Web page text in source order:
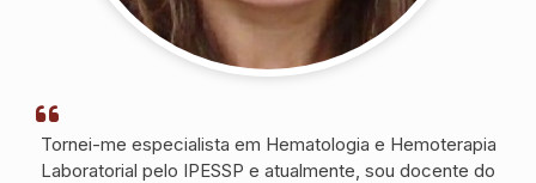
Tornei-me especialista em Hematologia e Hemoterapia
Laboratorial pelo IPESSP e atualmente, sou docente do